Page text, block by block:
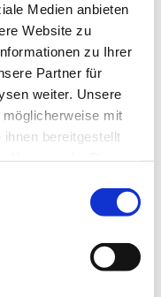
Medien anbieten
Website zu
zu Ihrer
Partner für
weiter. Unsere
mit
bereitgestellt
deutlich vor
oder
auch, welche
beschäftigten
zunächst den
Hindernisse
bewertet, wenn